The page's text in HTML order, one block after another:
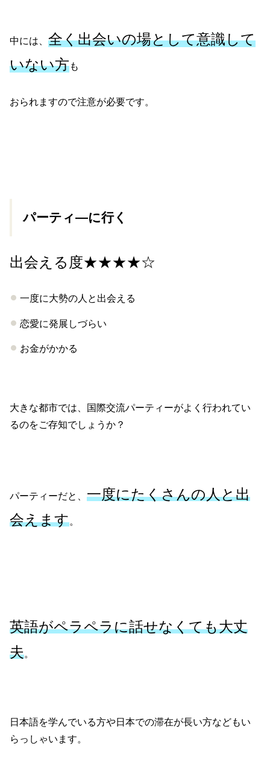
中には、全く出会いの場として意識して
いない方も
おられますので注意が必要です。
パーティ―に行く
出会える度★★★★☆
一度に大勢の人と出会える
恋愛に発展しづらい
お金がかかる
大きな都市では、国際交流パーティーがよく行われてい
るのをご存知でしょうか？
パーティーだと、一度にたくさんの人と出
会えます
英語がペラペラに話せなくても大丈
夫。
日本語を学んでいる方や日本での滞在が長い方などもい
らっしゃいます。